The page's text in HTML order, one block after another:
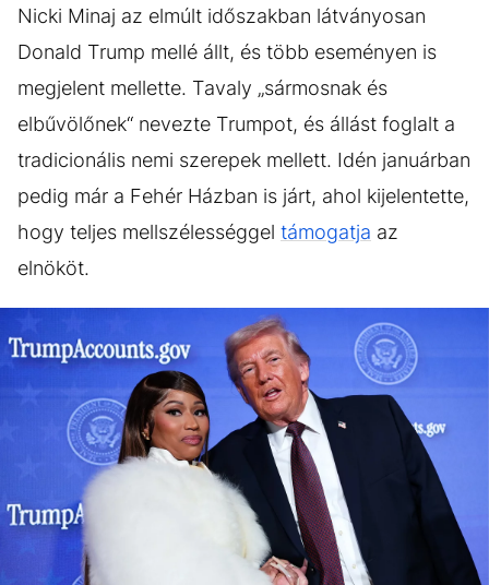
Nicki Minaj az elmúlt időszakban látványosan
Donald Trump mellé állt, és több eseményen is
megjelent mellette. Tavaly „sármosnak és
elbűvölőnek“ nevezte Trumpot, és állást foglalt a
tradicionális nemi szerepek mellett. Idén januárban
pedig már a Fehér Házban is járt, ahol kijelentette,
hogy teljes mellszélességgel támogatja az
elnököt.